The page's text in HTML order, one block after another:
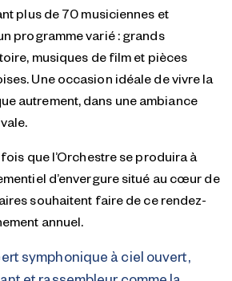
plus de 70 musiciennes et
programme varié : grands
musiques de film et pièces
Une occasion idéale de vivre la
autrement, dans une ambiance
que l’Orchestre se produira à
d’envergure situé au cœur de
souhaitent faire de ce rendez-
annuel.
symphonique à ciel ouvert,